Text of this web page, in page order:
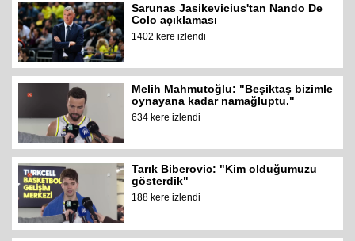
Sarunas Jasikevicius'tan Nando De
Colo açıklaması
1402 kere izlendi
Melih Mahmutoğlu: "Beşiktaş bizimle
oynayana kadar namağluptu."
634 kere izlendi
Tarık Biberovic: "Kim olduğumuzu
gösterdik"
188 kere izlendi